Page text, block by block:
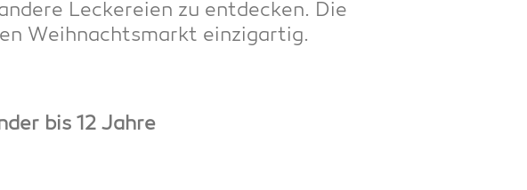
Lecke­rei­en zu ent­de­cken. Die
Weih­nachts­markt einzigartig.
bis 12 Jahre